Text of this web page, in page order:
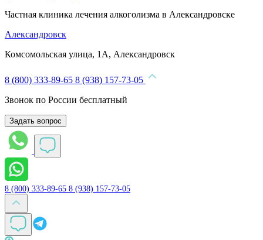
Частная клиника лечения алкоголизма в Александровске
Александровск
Комсомольская улица, 1А, Александровск
8 (800) 333-89-65 8 (938) 157-73-05
Звонок по России бесплатный
Задать вопрос
8 (800) 333-89-65 8 (938) 157-73-05